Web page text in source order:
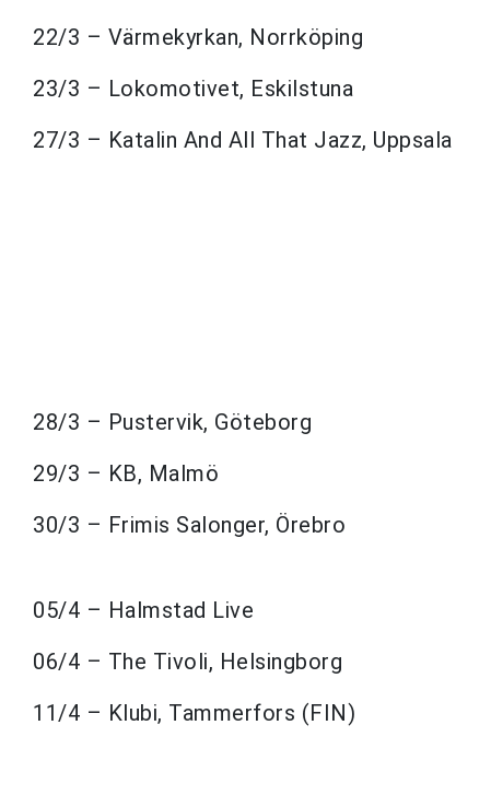
22/3 – Värmekyrkan, Norrköping
23/3 – Lokomotivet, Eskilstuna
27/3 – Katalin And All That Jazz, Uppsala
28/3 – Pustervik, Göteborg
29/3 – KB, Malmö
30/3 – Frimis Salonger, Örebro
05/4 – Halmstad Live
06/4 – The Tivoli, Helsingborg
11/4 – Klubi, Tammerfors (FIN)